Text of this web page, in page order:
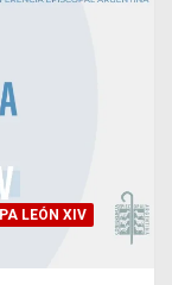
LEÓN XIV